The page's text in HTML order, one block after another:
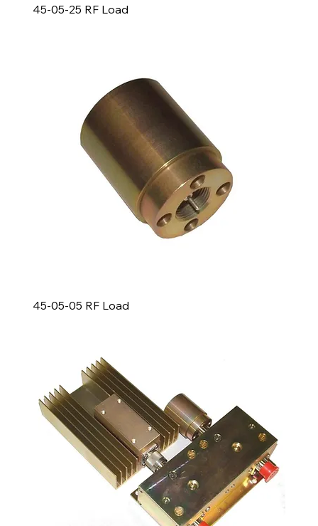
45-05-25 RF Load
45-05-05 RF Load